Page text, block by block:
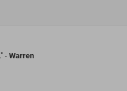
- Warren